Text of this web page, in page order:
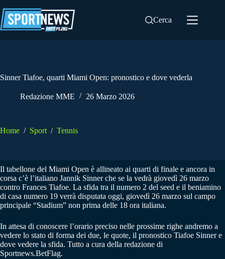
al
contenuto
Cerca
Sinner Tiafoe, quarti Miami Open: pronostico e dove vederla
Redazione MME 26 Marzo 2026
Home / Sport / Tennis
Il tabellone del Miami Open è allineato ai quarti di finale e ancora in
corsa c’è l’italiano Jannik Sinner che se la vedrà giovedì 26 marzo
contro Frances Tiafoe. La sfida tra il numero 2 del seed e il beniamino
di casa numero 19 verrà disputata oggi, giovedì 26 marzo sul campo
principale “Stadium” non prima delle 18 ora italiana.
In attesa di conoscere l’orario preciso nelle prossime righe andremo a
vedere lo stato di forma dei due, le quote, il pronostico Tiafoe Sinner e
dove vedere la sfida. Tutto a cura della redazione di
Sportnews.BetFlag.